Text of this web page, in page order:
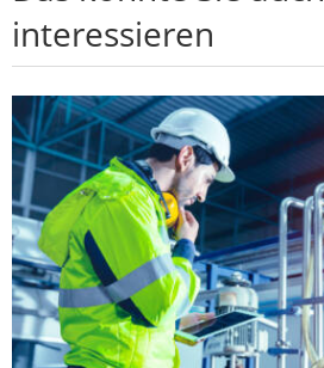
interessieren